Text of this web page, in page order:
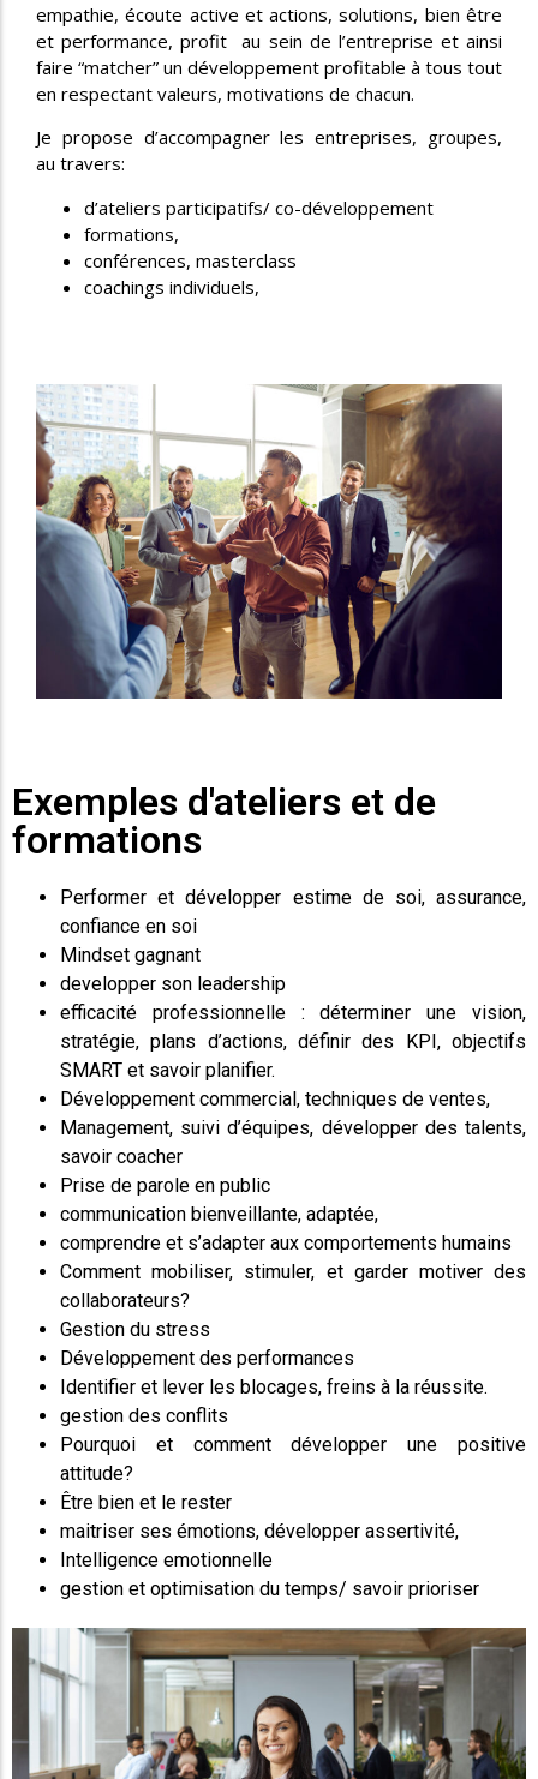
empathie, écoute active et actions, solutions, bien être
et performance, profit au sein de l’entreprise et ainsi
faire “matcher” un développement profitable à tous tout
en respectant valeurs, motivations de chacun.
Je propose d’accompagner les entreprises, groupes,
au travers:
d’ateliers participatifs/ co-développement
formations,
conférences, masterclass
coachings individuels,
Exemples d'ateliers et de
formations
Performer et développer estime de soi, assurance,
confiance en soi
Mindset gagnant
developper son leadership
efficacité professionnelle : déterminer une vision,
stratégie, plans d’actions, définir des KPI, objectifs
SMART et savoir planifier.
Développement commercial, techniques de ventes,
Management, suivi d’équipes, développer des talents,
savoir coacher
Prise de parole en public
communication bienveillante, adaptée,
comprendre et s’adapter aux comportements humains
Comment mobiliser, stimuler, et garder motiver des
collaborateurs?
Gestion du stress
Développement des performances
Identifier et lever les blocages, freins à la réussite.
gestion des conflits
Pourquoi et comment développer une positive
attitude?
Être bien et le rester
maitriser ses émotions, développer assertivité,
Intelligence emotionnelle
gestion et optimisation du temps/ savoir prioriser